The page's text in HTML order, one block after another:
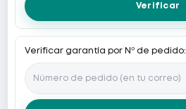
Verificar
Verificar garantía por Nº de pedido: